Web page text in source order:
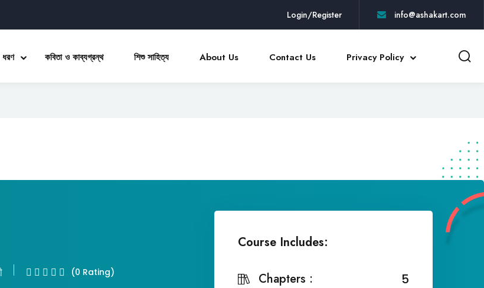
Login/Register info@ashakart.com
ধরণ কবিতা ও কাব্যগ্রন্থ শিশু সাহিত্য About Us Contact Us Privacy Policy
(0 Rating)
Course Includes:
Chapters : 5